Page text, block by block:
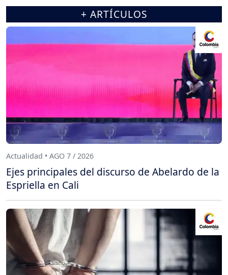
+ ARTÍCULOS
Actualidad • AGO 7 / 2026
Ejes principales del discurso de Abelardo de la
Espriella en Cali